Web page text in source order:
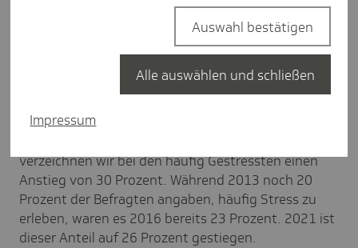
vergangenen Jahren noch einmal signifikant
Stresserleben nimmt weiter zu
verzeichnen wir bei den häufig Gestressten einen
Anstieg von 30 Prozent. Während 2013 noch 20
Prozent der Befragten angaben, häufig Stress zu
erleben, waren es 2016 bereits 23 Prozent. 2021 ist
dieser Anteil auf 26 Prozent gestiegen.
Impressum
Auswahl bestätigen
Alle auswählen und schließen